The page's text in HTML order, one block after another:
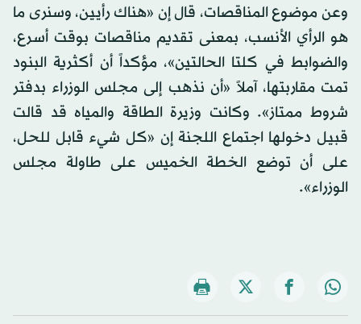
وعن موضوع المناقصات، قال إن «هناك رأيين، وسنرى ما
هو الرأي الأنسب، بمعنى تقديم مناقصات بوقت أسرع،
والضوابط في كلتا الحالتين»، مؤكداً أن أكثرية البنود
تمت مقاربتها، آملاً «أن نذهب إلى مجلس الوزراء بدفتر
شروط ممتاز». وكانت وزيرة الطاقة والمياه قد قالت
قبيل دخولها اجتماع اللجنة إن «كل شيء قابل للحل،
على أن توضع الخطة الخميس على طاولة مجلس
الوزراء».